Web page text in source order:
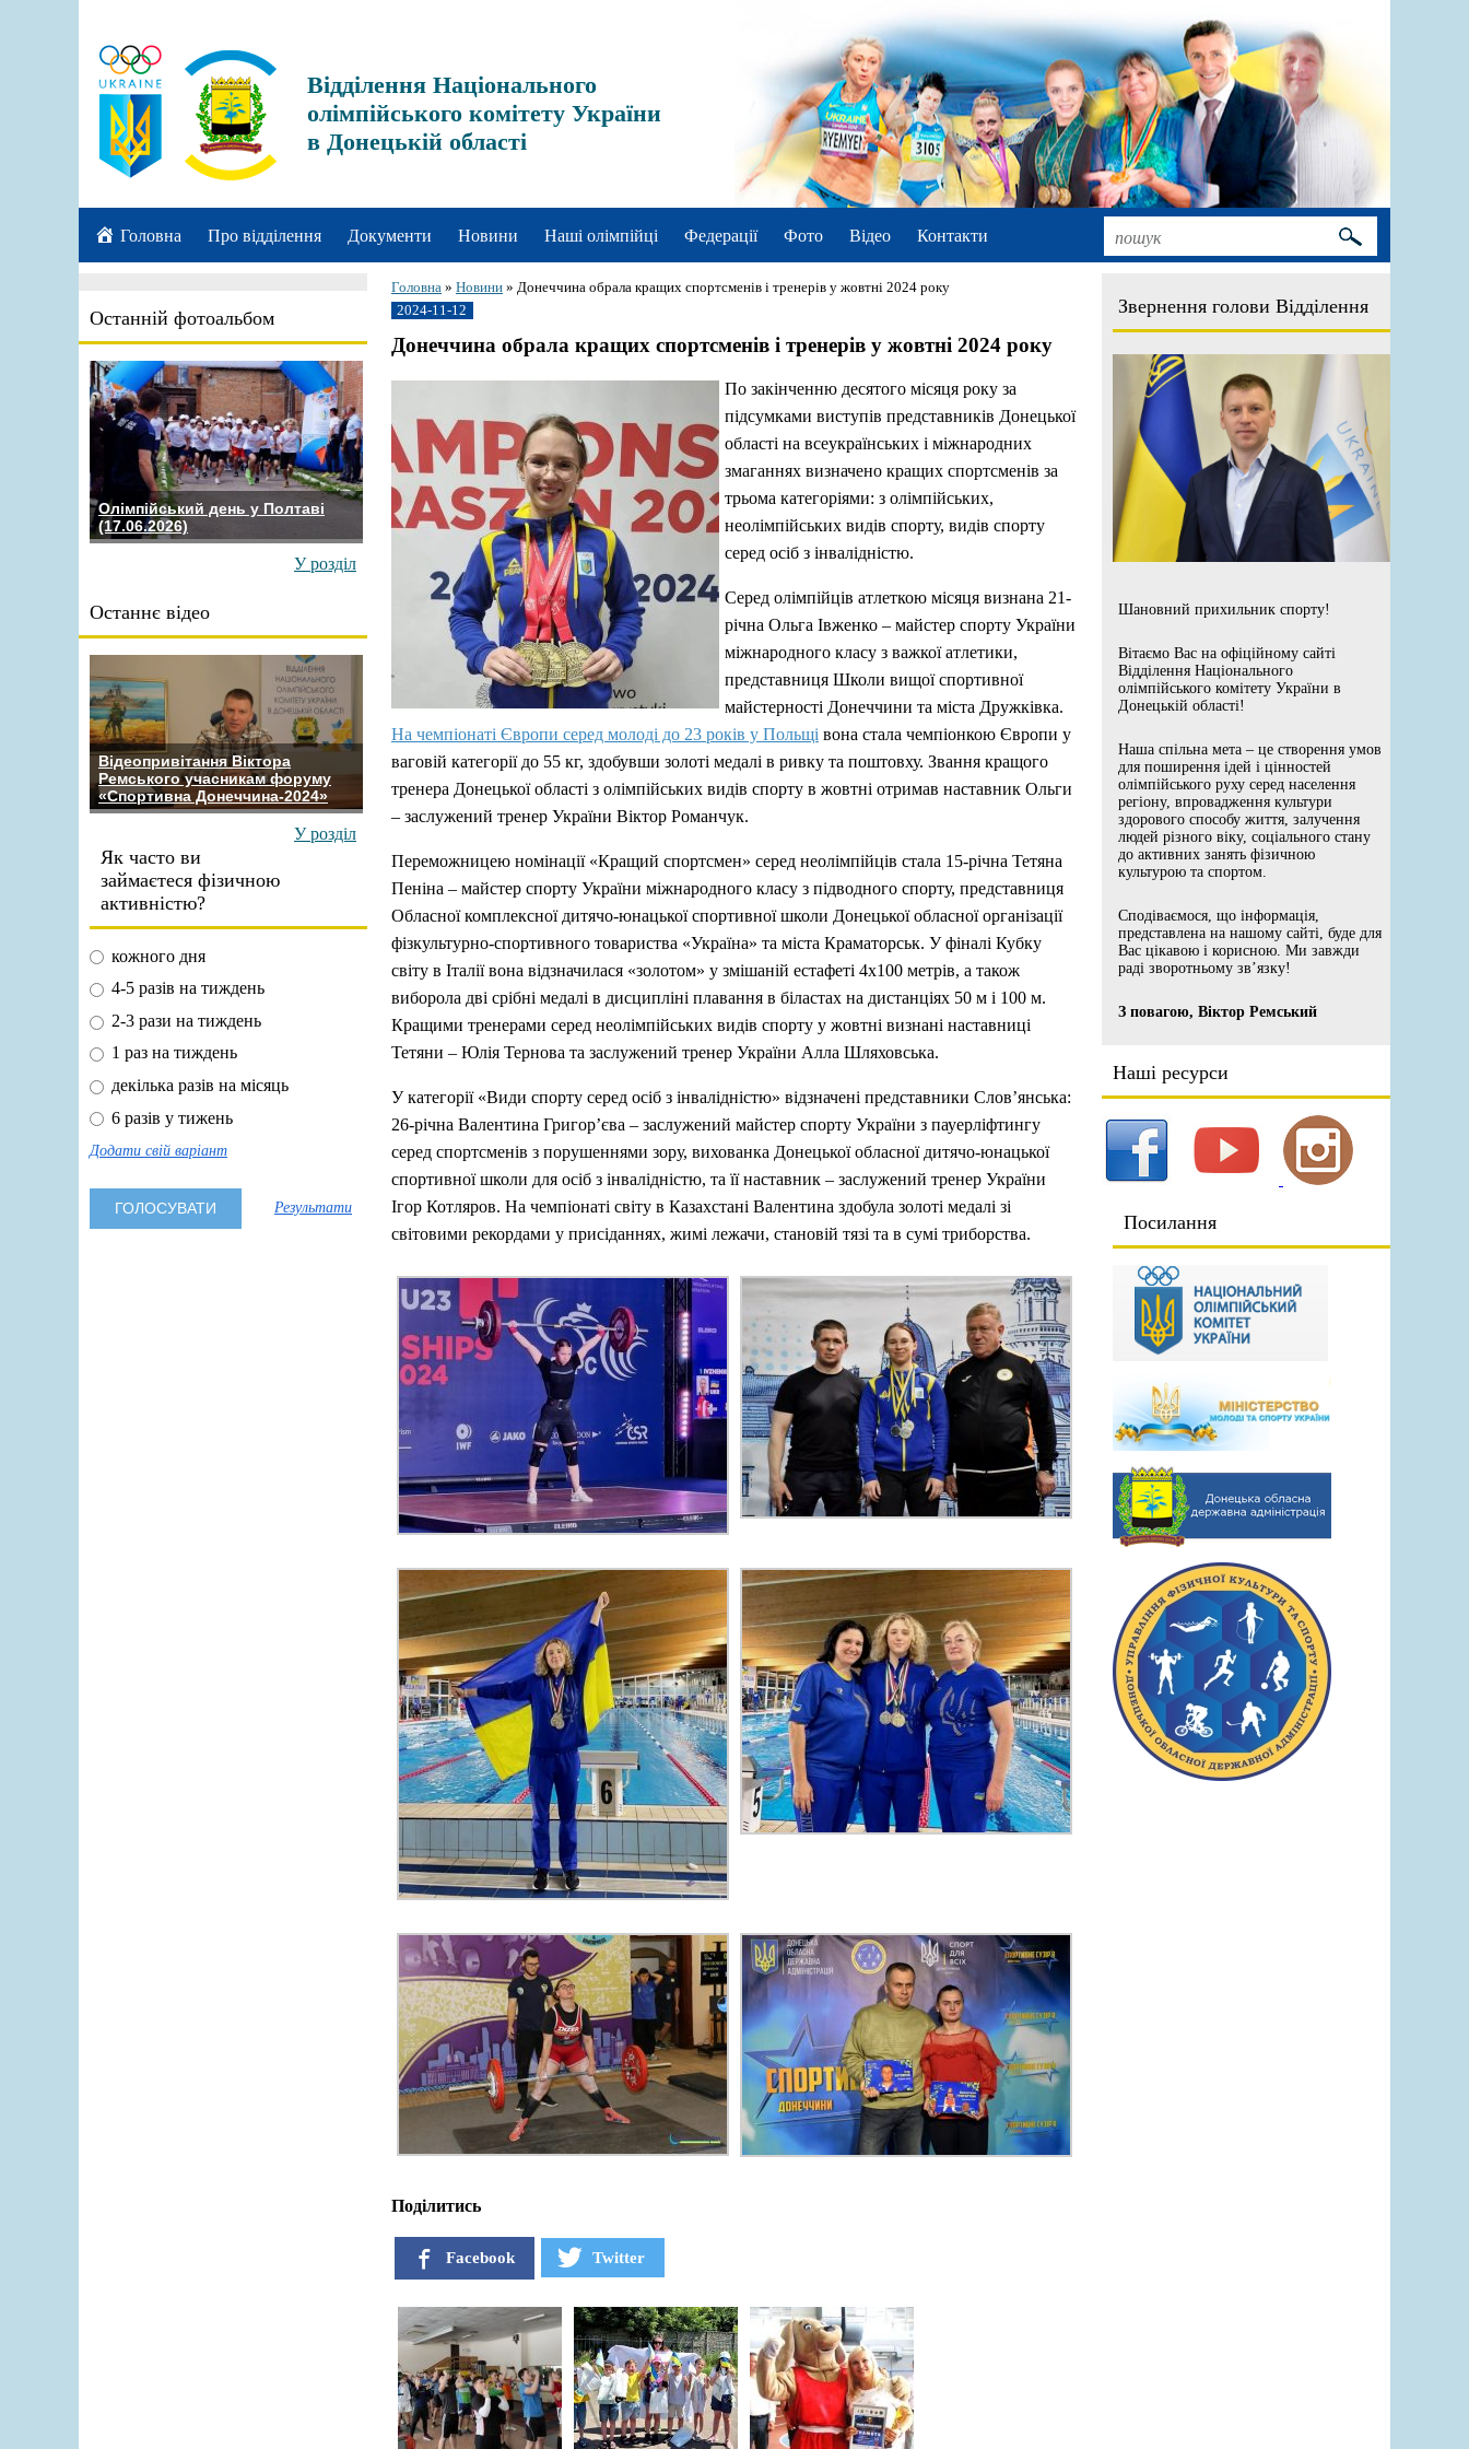
Відділення Національного
олімпійського комітету України
в Донецькій області
Головна Про відділення Документи Новини Наші олімпійці Федерації Фото Відео Контакти
Останній фотоальбом
Олімпійський день у Полтаві
(17.06.2026)
У розділ
Останнє відео
Відеопривітання Віктора
Ремського учасникам форуму
«Спортивна Донеччина-2024»
У розділ
Як часто ви
займаєтеся фізичною
активністю?
кожного дня
4-5 разів на тиждень
2-3 рази на тиждень
1 раз на тиждень
декілька разів на місяць
6 разів у тижень
Додати свій варіант
Результати
Звернення голови Відділення
Шановний прихильник спорту!
Вітаємо Вас на офіційному сайті
Відділення Національного
олімпійського комітету України в
Донецькій області!
Наша спільна мета – це створення умов
для поширення ідей і цінностей
олімпійського руху серед населення
регіону, впровадження культури
здорового способу життя, залучення
людей різного віку, соціального стану
до активних занять фізичною
культурою та спортом.
Сподіваємося, що інформація,
представлена на нашому сайті, буде для
Вас цікавою і корисною. Ми завжди
раді зворотньому зв’язку!
З повагою, Віктор Ремський
Наші ресурси
Посилання
Головна » Новини » Донеччина обрала кращих спортсменів і тренерів у жовтні 2024 року
2024-11-12
Донеччина обрала кращих спортсменів і тренерів у жовтні 2024 року
По закінченню десятого місяця року за
підсумками виступів представників Донецької
області на всеукраїнських і міжнародних
змаганнях визначено кращих спортсменів за
трьома категоріями: з олімпійських,
неолімпійських видів спорту, видів спорту
серед осіб з інвалідністю.
Серед олімпійців атлеткою місяця визнана 21-
річна Ольга Івженко – майстер спорту України
міжнародного класу з важкої атлетики,
представниця Школи вищої спортивної
майстерності Донеччини та міста Дружківка.
На чемпіонаті Європи серед молоді до 23 років у Польщі вона стала чемпіонкою Європи у
ваговій категорії до 55 кг, здобувши золоті медалі в ривку та поштовху. Звання кращого
тренера Донецької області з олімпійських видів спорту в жовтні отримав наставник Ольги
– заслужений тренер України Віктор Романчук.
Переможницею номінації «Кращий спортсмен» серед неолімпійців стала 15-річна Тетяна
Пеніна – майстер спорту України міжнародного класу з підводного спорту, представниця
Обласної комплексної дитячо-юнацької спортивної школи Донецької обласної організації
фізкультурно-спортивного товариства «Україна» та міста Краматорськ. У фіналі Кубку
світу в Італії вона відзначилася «золотом» у змішаній естафеті 4х100 метрів, а також
виборола дві срібні медалі в дисципліні плавання в біластах на дистанціях 50 м і 100 м.
Кращими тренерами серед неолімпійських видів спорту у жовтні визнані наставниці
Тетяни – Юлія Тернова та заслужений тренер України Алла Шляховська.
У категорії «Види спорту серед осіб з інвалідністю» відзначені представники Слов’янська:
26-річна Валентина Григор’єва – заслужений майстер спорту України з пауерліфтингу
серед спортсменів з порушеннями зору, вихованка Донецької обласної дитячо-юнацької
спортивної школи для осіб з інвалідністю, та її наставник – заслужений тренер України
Ігор Котляров. На чемпіонаті світу в Казахстані Валентина здобула золоті медалі зі
світовими рекордами у присіданнях, жимі лежачи, становій тязі та в сумі триборства.
Поділитись
Facebook Twitter